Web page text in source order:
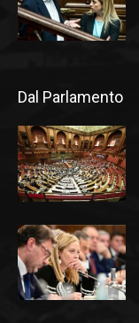
Dal Parlamento